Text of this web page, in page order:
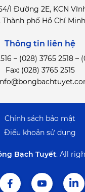
I Đường 2E, KCN
Thành phố Hồ Chí
Thông tin liên hệ
– (028) 3765 2518 –
Fax: (028) 3765 2515
Bạch Tuyết. All
Điểu khoản sử dụng
Chính sách bảo mật